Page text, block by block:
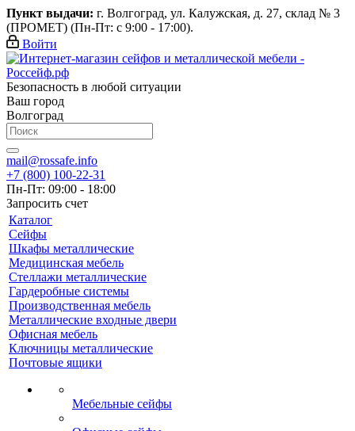
Пункт выдачи: г. Волгоград, ул. Калужская, д. 27, склад № 3
(ПРОМЕТ) (Пн-Пт: с 9:00 - 17:00).
Войти
Безопасность в любой ситуации
Ваш город
Волгоград
mail@rossafe.info
+7 (800) 100-22-31
Пн-Пт: 09:00 - 18:00
Запросить счет
Каталог
Сейфы
Шкафы металлические
Медицинская мебель
Стеллажи металлические
Гардеробные системы
Производственная мебель
Металлические входные двери
Офисная мебель
Ключницы металлические
Почтовые ящики
Мебельные сейфы